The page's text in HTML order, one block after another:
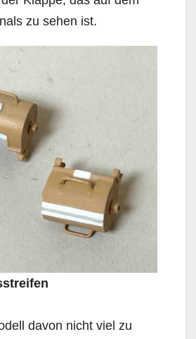
zu sehen ist.
davon nicht viel zu